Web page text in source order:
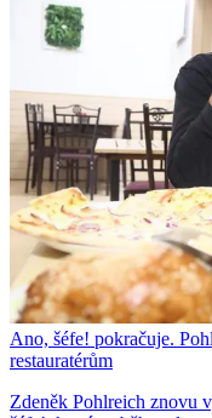
Ano, šéfe! pokračuje.
restauratérům
Zdeněk Pohlreich znovu